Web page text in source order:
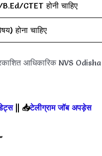
B.Ed/CTET होनी चाहिए
होना चाहिए
आधिकारिक NVS
|| 📥टेलीग्राम जॉब अपड़ेस